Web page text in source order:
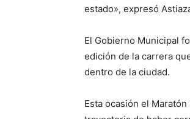
estado», expresó
El Gobierno Municipal
edición de la carrera
dentro de la ciudad.
Esta ocasión el